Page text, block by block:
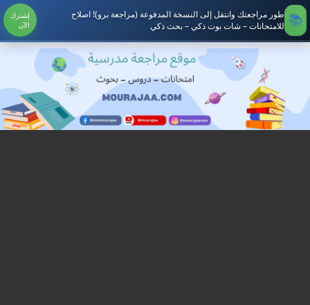
طور مراجعتك وانتقل إلى النسخة المدفوعة (مراجعة برو)! اصلاح
للامتحانات – شات بوت ذكي – بحث ذكي
إشترك
الآن